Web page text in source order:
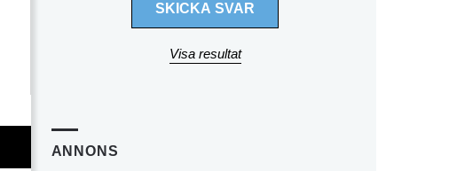
Visa resultat
ANNONS